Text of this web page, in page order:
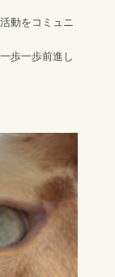
動をコミュニ
歩一歩前進し